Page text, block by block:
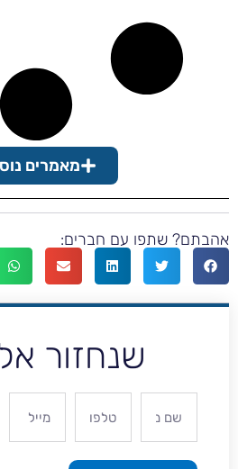
מאמרים נוספים
שתפו עם חברים:
שנחזור